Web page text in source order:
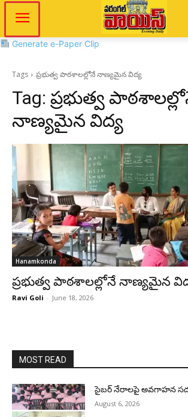
Generate e-Paper Clip
Tags ప్రభుత్వ పాఠశాలల్లోనే నాణ్యమైన విద్య
Tag: ప్రభుత్వ
నాణ్యమైన విద్య
Hanamkonda
ప్రభుత్వ పాఠశాలల్లోనే నాణ్యమైన
Ravi Goli - June 18, 2026
MOST READ
సైబర్ నేరాలపై అవగాహన
August 6, 2026